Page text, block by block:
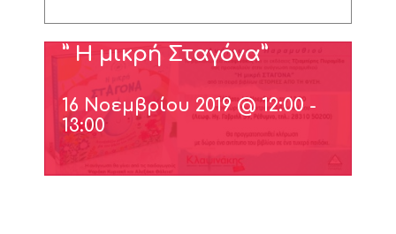
Ανάγνωση παραμυθιού
” H μικρή Σταγόνα”
16 Νοεμβρίου 2019 @ 12:00 -
13:00